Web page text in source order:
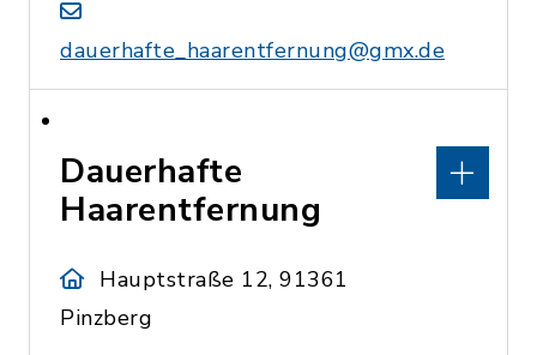
dauerhafte_haarentfernung@gmx.de
Dauerhafte
Haarentfernung
Hauptstraße 12, 91361
Pinzberg